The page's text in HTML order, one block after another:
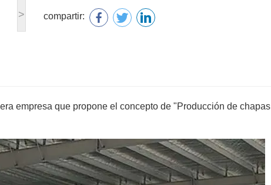
> compartir:
empresa que propone el concepto de "Producción de chapas